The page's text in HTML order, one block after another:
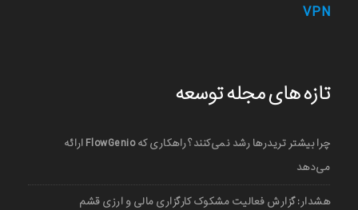
VPN
تازه های مجله توسعه
چرا بیشتر تریدرها رشد نمی‌کنند؟ راهکاری که FlowGenio ارائه
می‌دهد
هشدار: گزارش فعالیت مشکوک کارگزاری مالی و ارزی قشم